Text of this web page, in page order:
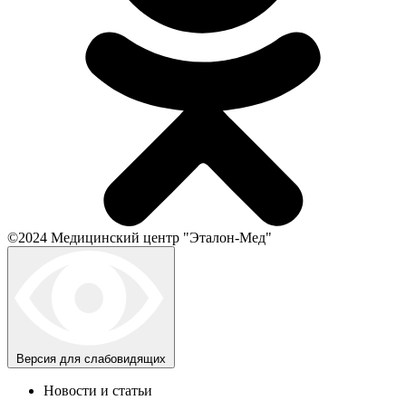
©2024 Медицинский центр "Эталон-Мед"
Версия для слабовидящих
Новости и статьи